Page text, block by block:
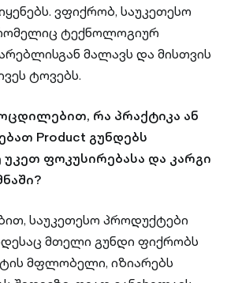
ვფიქრობ, საუკეთესო
ტექნოლოგიურ
მალავს და მისთვის
ტოვებს.
რა პრაქტიკა ან
Product გუნდებს
ფოკუსირებასა და კარგი
საუკეთესო პროდუქტები
მთელი გუნდი ფიქრობს
მფლობელი, იზიარებს